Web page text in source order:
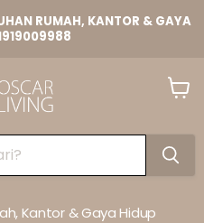
RUMAH, KANTOR & GAYA
Kantor & Gaya Hidup